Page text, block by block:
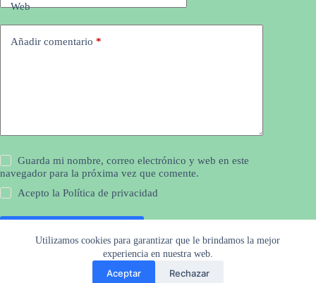
Utilizamos cookies para garantizar que le brindamos la mejor
experiencia en nuestra web.
Aceptar Rechazar
Web
Añadir comentario *
Guarda mi nombre, correo electrónico y web en este
navegador para la próxima vez que comente.
Acepto laPolítica de privacidad